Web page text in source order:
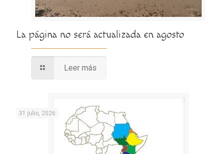
La página no será actualizada en agosto
Leer más
31 julio, 2026